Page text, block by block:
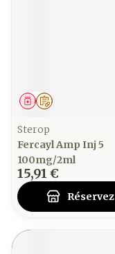
Sur prescription
Médicament
Sterop
Fercayl Amp Inj 5
100mg/2ml
15,91 €
Réservez